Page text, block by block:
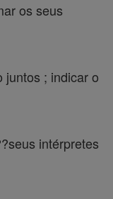
os seus
juntos ; indicar o
intérpretes